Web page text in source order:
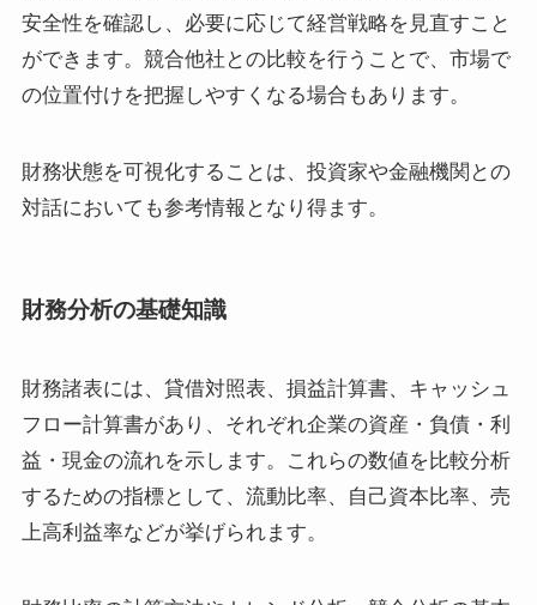
安全性を確認し、必要に応じて経営戦略を見直すこと
ができます。競合他社との比較を行うことで、市場で
の位置付けを把握しやすくなる場合もあります。
財務状態を可視化することは、投資家や金融機関との
対話においても参考情報となり得ます。
財務分析の基礎知識
財務諸表には、貸借対照表、損益計算書、キャッシュ
フロー計算書があり、それぞれ企業の資産・負債・利
益・現金の流れを示します。これらの数値を比較分析
するための指標として、流動比率、自己資本比率、売
上高利益率などが挙げられます。